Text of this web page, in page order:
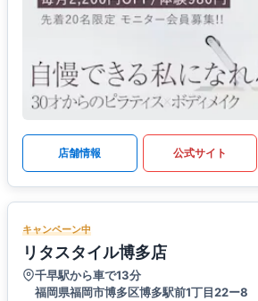
店舗情報 公式サイト
キャンペーン中
リタスタイル博多店
千早駅から車で13分
福岡県福岡市博多区博多駅前1丁目22ー8